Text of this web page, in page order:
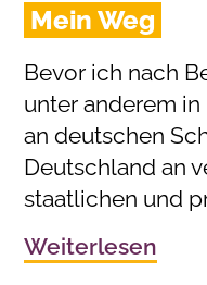
Mein Weg
Bevor ich nach
unter anderem
an deutschen
Deutschland an
staatlichen und
Weiterlesen